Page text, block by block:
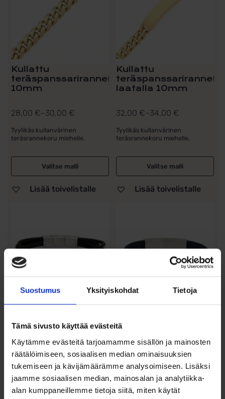
Suostumus Yksityiskohdat Tietoja
Tämä sivusto käyttää evästeitä
Käytämme evästeitä tarjoamamme sisällön ja mainosten
räätälöimiseen, sosiaalisen median ominaisuuksien
tukemiseen ja kävijämäärämme analysoimiseen. Lisäksi
jaamme sosiaalisen median, mainosalan ja analytiikka-
alan kumppaneillemme tietoja siitä, miten käytät
Kullattu
teräspanssariranneketju
10mm
28,00 €–30,00 €
Hintaluokka:
28,00 €
-
30,00 €
Tyylikäs kullanvärinen
teräsrannekoru miehelle.
Valitse malli
valinnat
tuotteen
sivulla.
Lisää toivelistalle
Kullattu
laatalla 10mm
32,00 €–34,00 €
Hintaluokka:
32,00 €
-
34,00 €
Tyylikäs kullanvärinen
teräsrannekoru miehelle.
Valitse malli
valinnat
tuotteen
sivulla.
Lisää toivelistalle
teräs/nahkaranne
zirkoniakivet
39,00 €
Miesten tyylikäs musta
nahkarannekoru teräslaatalla,
pituus...
teräs/nahkaranne
35,00€
Miesten tyylikäs sininen
nahkarannekoru teräslaatalla,
pituus...